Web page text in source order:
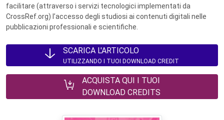
facilitare (attraverso i servizi tecnologici implementati da
CrossRef.org) l’accesso degli studiosi ai contenuti digitali nelle
pubblicazioni professionali e scientifiche.
SCARICA L'ARTICOLO
UTILIZZANDO I TUOI DOWNLOAD CREDIT
ACQUISTA QUI I TUOI
DOWNLOAD CREDITS